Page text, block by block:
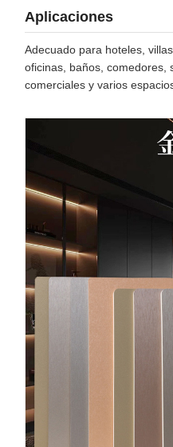
Aplicaciones
Adecuado para hoteles,
oficinas, baños, comedores,
comerciales y varios